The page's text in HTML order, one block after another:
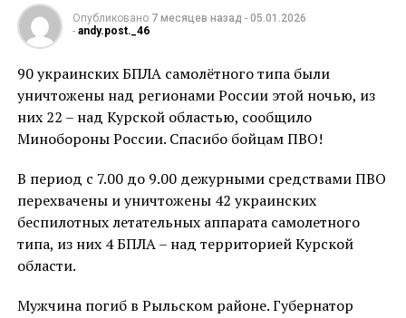
Опубликовано 7 месяцев назад - 05.01.2026
- andy.post._46
90 украинских БПЛА самолётного типа были
уничтожены над регионами России этой ночью, из
них 22 – над Курской областью, сообщило
Минобороны России. Спасибо бойцам ПВО!
В период с 7.00 до 9.00 дежурными средствами ПВО
перехвачены и уничтожены 42 украинских
беспилотных летательных аппарата самолетного
типа, из них 4 БПЛА – над территорией Курской
области.
Мужчина погиб в Рыльском районе. Губернатор